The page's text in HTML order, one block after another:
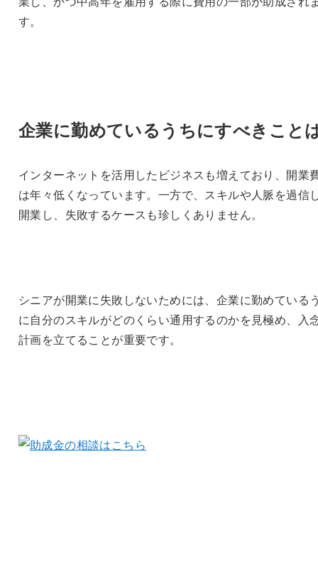
す。
企業に勤めているうちにすべきこと
インターネットを活用したビジネスも増えており、開業
は年々低くなっています。一方で、スキルや人脈を過信
開業し、失敗するケースも珍しくありません。
シニアが開業に失敗しないためには、企業に勤めている
に自分のスキルがどのくらい通用するのかを見極め、入
計画を立てることが重要です。